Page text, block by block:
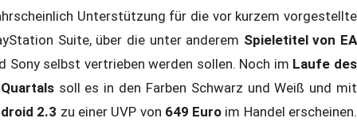
Unterstützung für die vor kurzem vorgestellte
Suite, über die unter anderem Spieletitel von EA
Sony selbst vertrieben werden sollen. Noch im Laufe des
soll es in den Farben Schwarz und Weiß und mit
2.3 zu einer UVP von 649 Euro im Handel erscheinen.